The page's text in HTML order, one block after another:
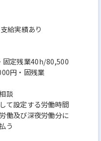
給実績あり
固定残業40h/80,500
円・固残業
談
て設定する労働時間
働及び深夜労働分に
う